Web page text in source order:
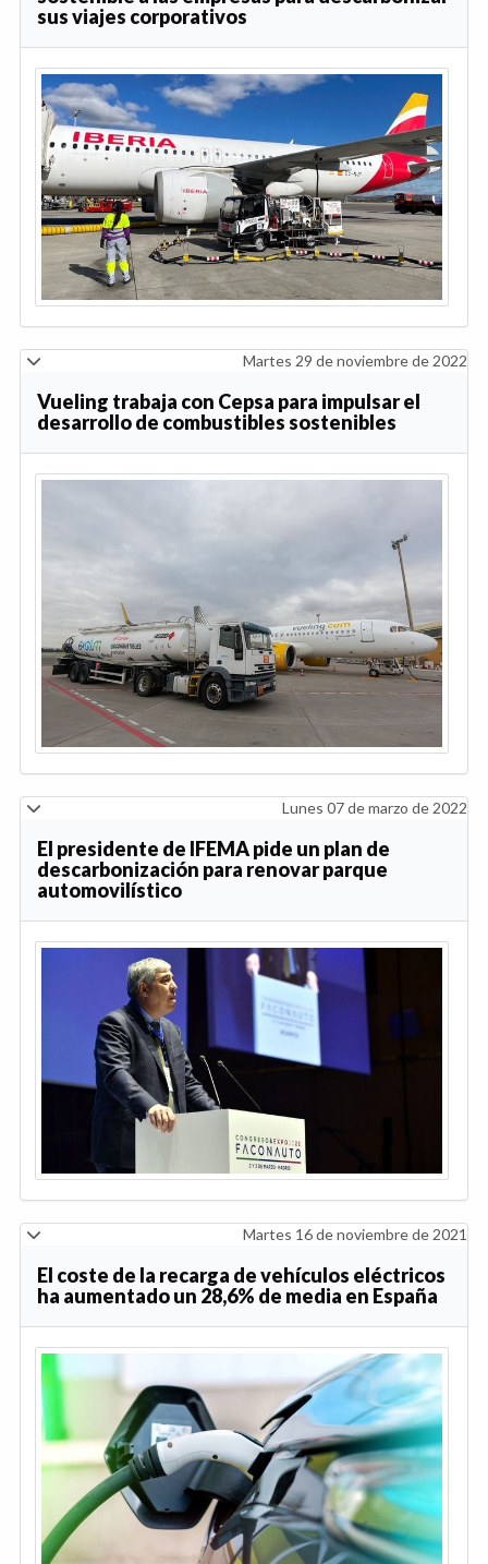
sus viajes corporativos
Martes 29 de noviembre de 2022
Vueling trabaja con Cepsa para impulsar el
desarrollo de combustibles sostenibles
Lunes 07 de marzo de 2022
El presidente de IFEMA pide un plan de
descarbonización para renovar parque
automovilístico
Martes 16 de noviembre de 2021
El coste de la recarga de vehículos eléctricos
ha aumentado un 28,6% de media en España